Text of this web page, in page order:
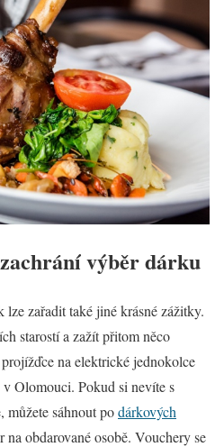
výběr dárku
lze zařadit také jiné krásné zážitky.
starostí a zažít přitom něco
na elektrické jednokolce
Olomouci. Pokud si nevíte s
můžete sáhnout podárkových
na obdarované osobě. Vouchery se